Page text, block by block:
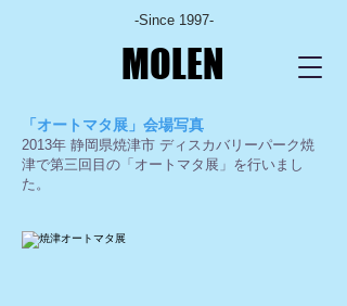
-Since 1997-
MOLEN
「オートマタ展」会場写真
2013年 静岡県焼津市 ディスカバリーパーク焼
津で第三回目の「オートマタ展」を行いまし
た。